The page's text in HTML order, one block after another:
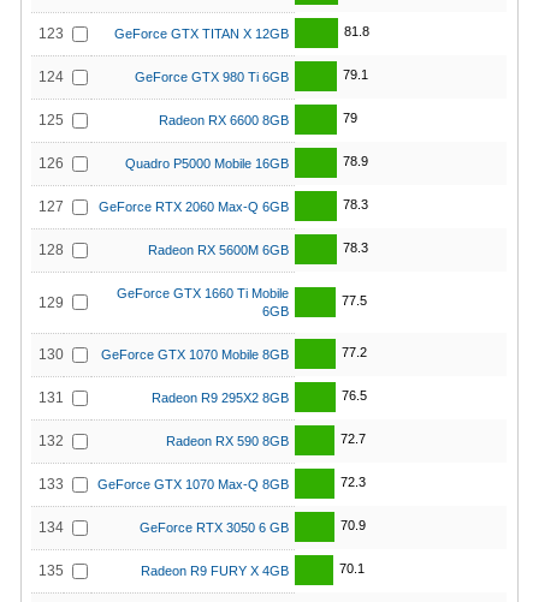
123 GeForce GTX TITAN X 12GB 81.8
124 GeForce GTX 980 Ti 6GB 79.1
125 Radeon RX 6600 8GB 79
126 Quadro P5000 Mobile 16GB 78.9
127 GeForce RTX 2060 Max-Q 6GB 78.3
128 Radeon RX 5600M 6GB 78.3
129
GeForce GTX 1660 Ti Mobile
6GB
77.5
130 GeForce GTX 1070 Mobile 8GB 77.2
131 Radeon R9 295X2 8GB 76.5
132 Radeon RX 590 8GB 72.7
133 GeForce GTX 1070 Max-Q 8GB 72.3
134 GeForce RTX 3050 6 GB 70.9
135 Radeon R9 FURY X 4GB 70.1